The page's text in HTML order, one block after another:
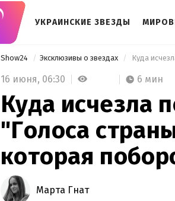
УКРАИНСКИЕ ЗВЕЗДЫ
Show24 Эксклюзивы о звездах
16 июня, 06:30 6 мин
Куда исчезла
"Голоса
которая
Марта Гнат